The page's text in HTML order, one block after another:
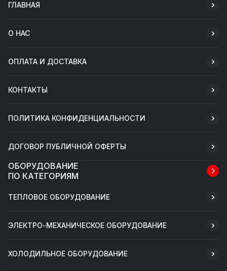
ГЛАВНАЯ
О НАС
ОПЛАТА И ДОСТАВКА
КОНТАКТЫ
ПОЛИТИКА КОНФИДЕНЦИАЛЬНОСТИ
ДОГОВОР ПУБЛИЧНОЙ ОФЕРТЫ
ОБОРУДОВАНИЕ
ПО КАТЕГОРИЯМ
ТЕПЛОВОЕ ОБОРУДОВАНИЕ
ЭЛЕКТРО-МЕХАНИЧЕСКОЕ ОБОРУДОВАНИЕ
ХОЛОДИЛЬНОЕ ОБОРУДОВАНИЕ